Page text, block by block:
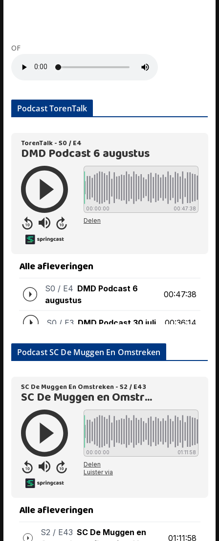
OF
Podcast TorenTalk
Podcast SC De Muggen En Omstreken